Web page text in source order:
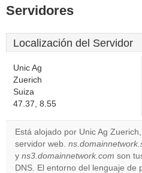
Servidores
Localización del Servidor
Unic Ag
Zuerich
Suiza
47.37, 8.55
Está alojado por Unic Ag
servidor web.
y ns3.domainnetwork.com son
DNS. El entorno del lenguaje de